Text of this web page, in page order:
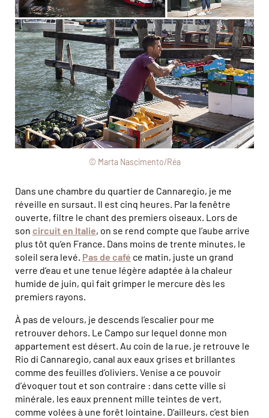
© Marta Nascimento/Réa
Dans une chambre du quartier de Cannaregio, je me
réveille en sursaut. Il est cinq heures. Par la fenêtre
ouverte, filtre le chant des premiers oiseaux. Lors de
son circuit en Italie, on se rend compte que l’aube arrive
plus tôt qu’en France. Dans moins de trente minutes, le
soleil sera levé. Pas de café ce matin, juste un grand
verre d’eau et une tenue légère adaptée à la chaleur
humide de juin, qui fait grimper le mercure dès les
premiers rayons.
À pas de velours, je descends l’escalier pour me
retrouver dehors. Le Campo sur lequel donne mon
appartement est désert. Au coin de la rue, je retrouve le
Rio di Cannaregio, canal aux eaux grises et brillantes
comme des feuilles d’oliviers. Venise a ce pouvoir
d’évoquer tout et son contraire : dans cette ville si
minérale, les eaux prennent mille teintes de vert,
comme volées à une forêt lointaine. D’ailleurs, c’est bien